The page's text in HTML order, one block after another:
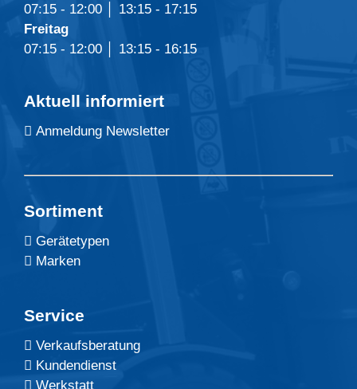
07:15 - 12:00 │ 13:15 - 17:15
Freitag
07:15 - 12:00 │ 13:15 - 16:15
Aktuell informiert
Anmeldung Newsletter
Sortiment
Gerätetypen
Marken
Service
Verkaufsberatung
Kundendienst
Werkstatt